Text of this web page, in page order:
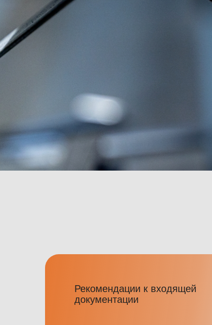
Рекомендации к входящей
документации